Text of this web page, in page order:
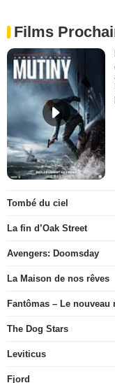
Films
Tombé du ciel
La fin d’Oak Street
Avengers: Doomsday
La Maison de nos rêves
Fantômas – Le nouveau
The Dog Stars
Leviticus
Fjord